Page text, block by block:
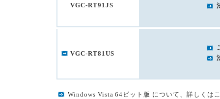
VGC-RT91JS
VGC-RT81US
Windows Vista 64ビット版 について、詳しくは